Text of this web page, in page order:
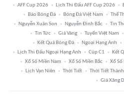
AFF Cup 2026
Lịch Thi Đấu AFF Cup 2026
Báo Bóng Đá
Bóng Đá Việt Nam Thể
Nguyễn Xuân Son
Nguyễn Đình Bắc Tin
Tin Tức
Giá Vàng Tuyển Việt Nam
Kết Quả Bóng Đá
Ngoại Hạng Anh
Lịch Thi Đấu Ngoại Hạng Anh
Cúp C1 Kết
Xổ Số Miền Nam
Xổ Số Miền Bắc Xổ
Lịch Vạn Niên
Thời Tiết Thời Tiết
Giá Xăng